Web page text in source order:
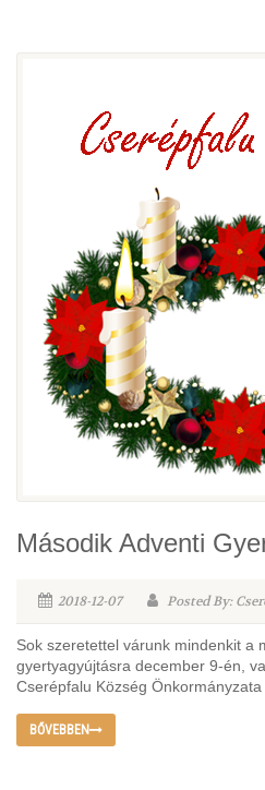
Második Adventi
2018-12-07 Posted By:
Sok szeretettel várunk mindenkit a
gyertyagyújtásra december 9-én,
Cserépfalu Község Önkormányzata
BŐVEBBEN